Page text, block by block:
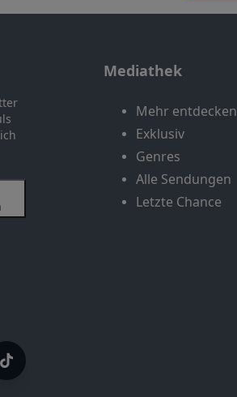
Mediathek
Mehr entdecken
Exklusiv
Genres
Alle Sendungen
Letzte Chance